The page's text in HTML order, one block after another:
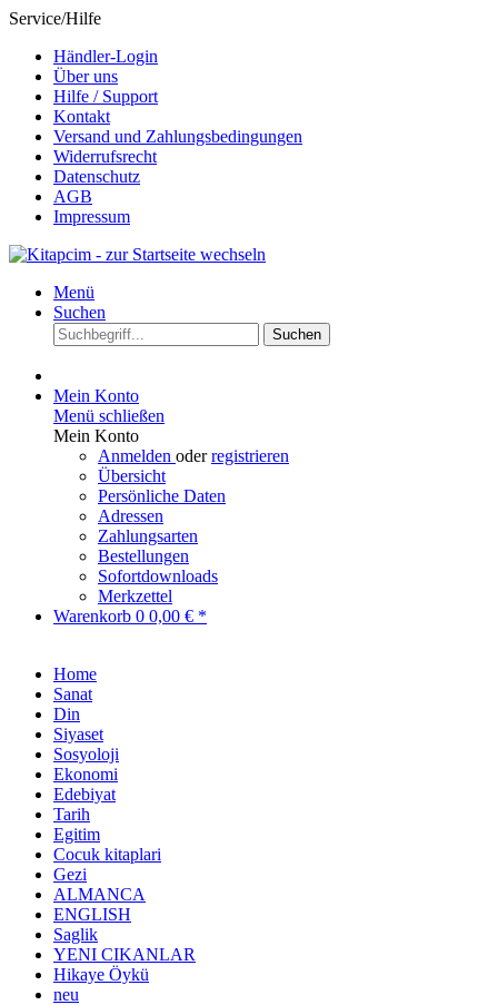
Service/Hilfe
Händler-Login
Über uns
Hilfe / Support
Kontakt
Versand und Zahlungsbedingungen
Widerrufsrecht
Datenschutz
AGB
Impressum
Menü
Suchen
Suchen
Mein Konto
Menü schließen
Mein Konto
Anmelden oderregistrieren
Übersicht
Persönliche Daten
Adressen
Zahlungsarten
Bestellungen
Sofortdownloads
Merkzettel
Warenkorb 0 0,00 € *
Home
Sanat
Din
Siyaset
Sosyoloji
Ekonomi
Edebiyat
Tarih
Egitim
Cocuk kitaplari
Gezi
ALMANCA
ENGLISH
Saglik
YENI CIKANLAR
Hikaye Öykü
neu